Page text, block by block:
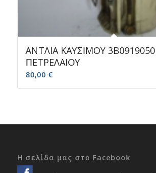
ΑΝΤΛΙΑ ΚΑΥΣΙΜΟΥ
ΠΕΤΡΕΛΑΙΟΥ
80,00 €
Η σελίδα μας στο Facebook